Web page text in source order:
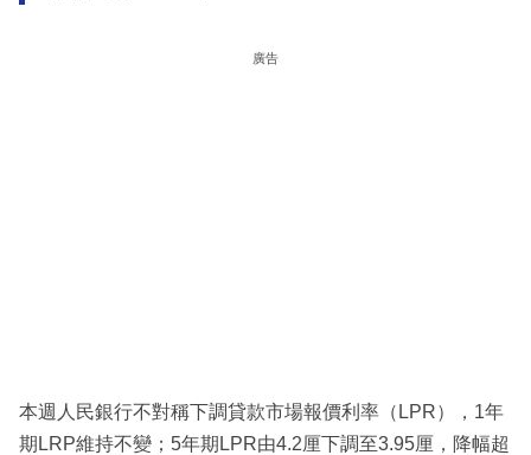
廣告
本週人民銀行不對稱下調貸款市場報價利率（LPR），1年
期LRP維持不變；5年期LPR由4.2厘下調至3.95厘，降幅超